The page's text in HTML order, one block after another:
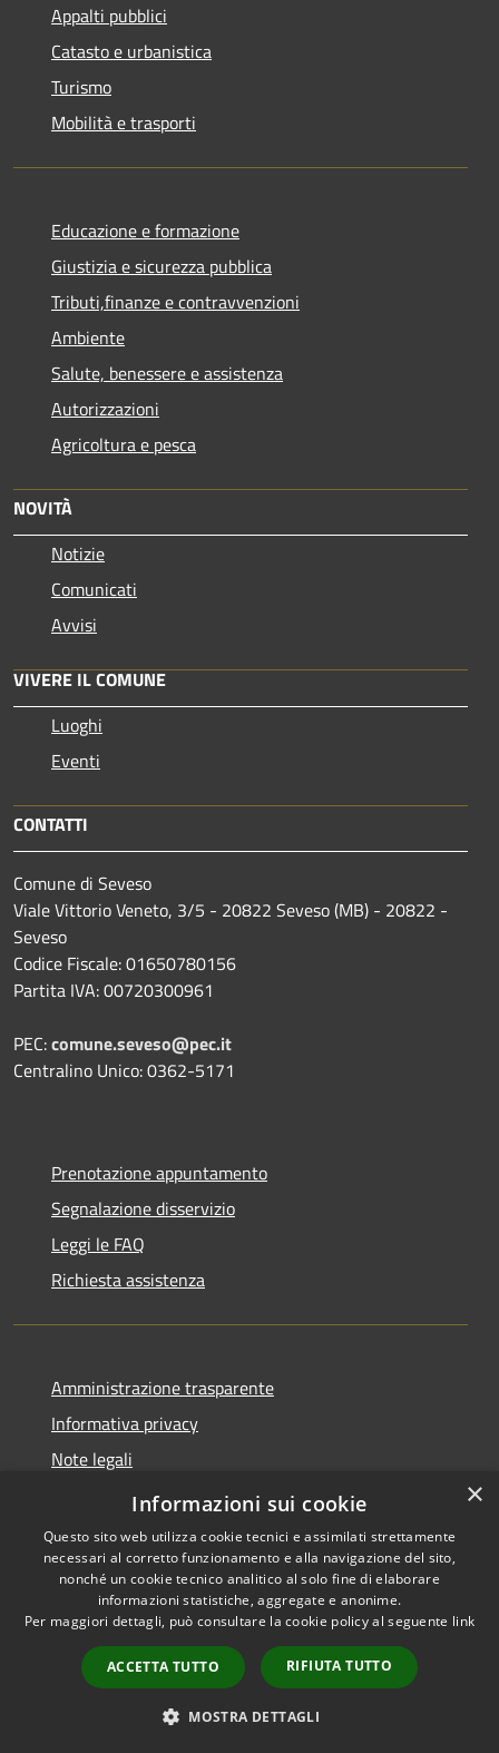
Appalti pubblici
Catasto e urbanistica
Turismo
Mobilità e trasporti
Educazione e formazione
Giustizia e sicurezza pubblica
Tributi,finanze e contravvenzioni
Ambiente
Salute, benessere e assistenza
Autorizzazioni
Agricoltura e pesca
NOVITÀ
Notizie
Comunicati
Avvisi
VIVERE IL COMUNE
Luoghi
Eventi
CONTATTI
Comune di Seveso
Viale Vittorio Veneto, 3/5 - 20822 Seveso (MB) - 20822 -
Seveso
Codice Fiscale: 01650780156
Partita IVA: 00720300961
PEC:comune.seveso@pec.it
Centralino Unico: 0362-5171
Prenotazione appuntamento
Segnalazione disservizio
Leggi le FAQ
Richiesta assistenza
Amministrazione trasparente
Informativa privacy
Note legali
Dichiarazione di accessibilità
Accessibilità
Copyright © 2026 • Città di
Seveso • Powered by
Municipium•
Accesso
redazione
×
Informazioni sui cookie
Questo sito web utilizza cookie tecnici e assimilati strettamente
necessari al corretto funzionamento e alla navigazione del sito,
nonché un cookie tecnico analitico al solo fine di elaborare
informazioni statistiche, aggregate e anonime.
Per maggiori dettagli, può consultare la cookie policy al seguente link
ACCETTA TUTTO RIFIUTA TUTTO
MOSTRA DETTAGLI